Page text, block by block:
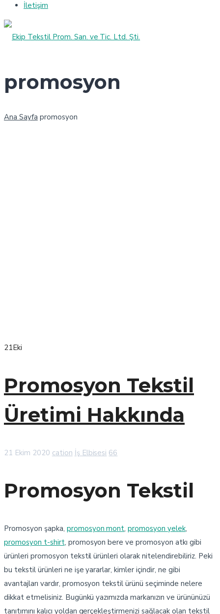
İletişim
promosyon
Ana Sayfa promosyon
21Eki
Promosyon Tekstil
Üretimi Hakkında
21 Ekim 2020 cation İş Elbisesi 66
Promosyon Tekstil
Promosyon şapka, promosyon mont,promosyon yelek,
promosyon t-shirt, promosyon bere ve promosyon atkı gibi
ürünleri promosyon tekstil ürünleri olarak nitelendirebiliriz. Peki
bu tekstil ürünleri ne işe yararlar, kimler içindir, ne gibi
avantajları vardır, promosyon tekstil ürünü seçiminde nelere
dikkat etmelisiniz. Bugünkü yazımızda markanızın ve ürününüzü
tanıtımını kalıcı yoldan gerçekleştirmenizi sağlacak olan tekstil